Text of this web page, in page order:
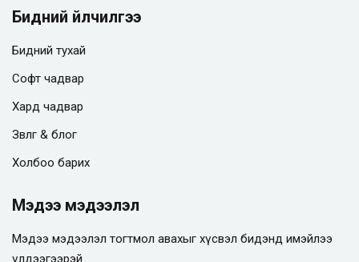
Бидний үйлчилгээ
Бидний тухай
Софт чадвар
Хард чадвар
Зөвлөгөө & блог
Холбоо барих
Мэдээ мэдээлэл
Мэдээ мэдээлэл тогтмол авахыг хүсвэл бидэнд имэйлээ
үлдээгээрэй.